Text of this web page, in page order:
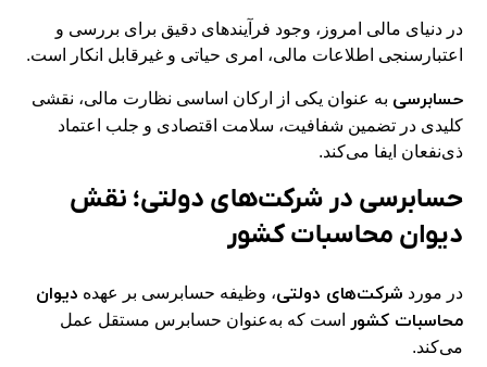
در دنیای مالی امروز، وجود فرآیندهای دقیق برای بررسی و
اعتبارسنجی اطلاعات مالی، امری حیاتی و غیرقابل انکار است.
حسابرسی به عنوان یکی از ارکان اساسی نظارت مالی، نقشی
کلیدی در تضمین شفافیت، سلامت اقتصادی و جلب اعتماد
ذی‌نفعان ایفا می‌کند.
حسابرسی در شرکت‌های دولتی؛ نقش
دیوان محاسبات کشور
در مورد شرکت‌های دولتی، وظیفه حسابرسی بر عهده دیوان
محاسبات کشور
است که به‌عنوان حسابرس مستقل عمل
می‌کند.